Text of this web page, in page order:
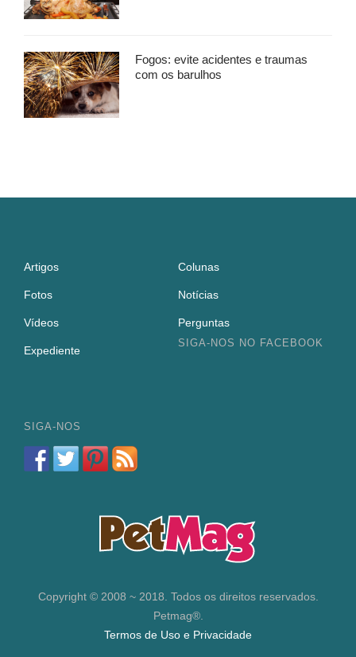
Fogos: evite acidentes e traumas
com os barulhos
Artigos Colunas
Fotos Notícias
Vídeos Perguntas
Expediente
SIGA-NOS NO FACEBOOK
SIGA-NOS
Copyright © 2008 ~ 2018. Todos os direitos reservados.
Petmag®.
Termos de Uso e Privacidade